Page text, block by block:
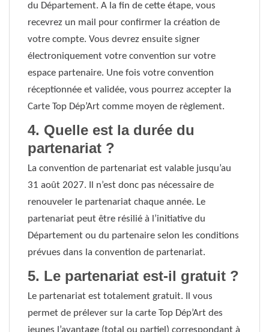
du Département. A la fin de cette étape, vous
recevrez un mail pour confirmer la création de
votre compte. Vous devrez ensuite signer
électroniquement votre convention sur votre
espace partenaire. Une fois votre convention
réceptionnée et validée, vous pourrez accepter la
Carte Top Dép’Art comme moyen de règlement.
4. Quelle est la durée du
partenariat ?
La convention de partenariat est valable jusqu’au
31 août 2027. Il n’est donc pas nécessaire de
renouveler le partenariat chaque année. Le
partenariat peut être résilié à l’initiative du
Département ou du partenaire selon les conditions
prévues dans la convention de partenariat.
5. Le partenariat est-il gratuit ?
Le partenariat est totalement gratuit. Il vous
permet de prélever sur la carte Top Dép’Art des
jeunes l’avantage (total ou partiel) correspondant à